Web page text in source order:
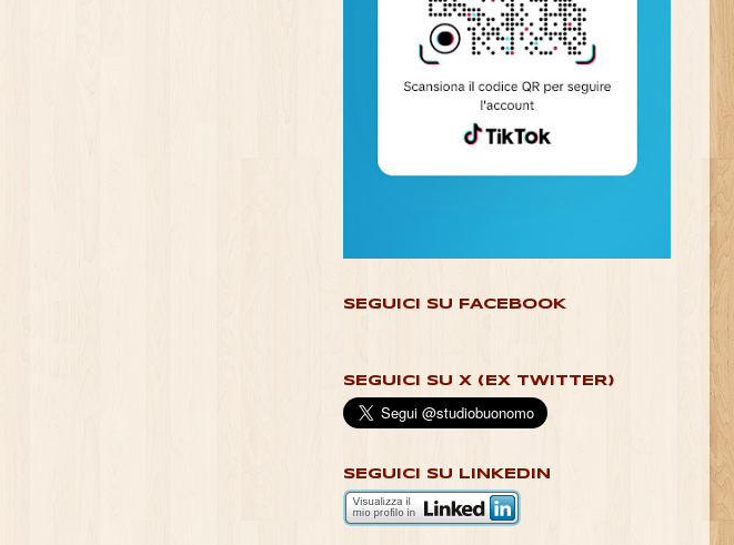
SEGUICI SU FACEBOOK
SEGUICI SU X (EX TWITTER)
SEGUICI SU LINKEDIN